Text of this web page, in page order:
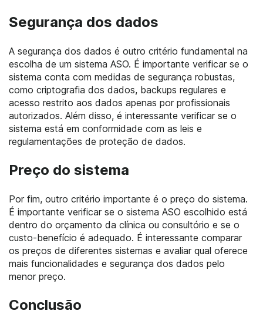
Segurança dos dados
A segurança dos dados é outro critério fundamental na
escolha de um sistema ASO. É importante verificar se o
sistema conta com medidas de segurança robustas,
como criptografia dos dados, backups regulares e
acesso restrito aos dados apenas por profissionais
autorizados. Além disso, é interessante verificar se o
sistema está em conformidade com as leis e
regulamentações de proteção de dados.
Preço do sistema
Por fim, outro critério importante é o preço do sistema.
É importante verificar se o sistema ASO escolhido está
dentro do orçamento da clínica ou consultório e se o
custo-benefício é adequado. É interessante comparar
os preços de diferentes sistemas e avaliar qual oferece
mais funcionalidades e segurança dos dados pelo
menor preço.
Conclusão